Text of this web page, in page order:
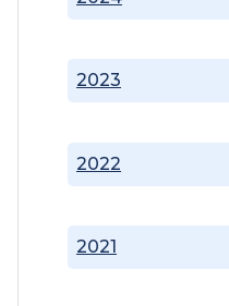
2021
2022
2023